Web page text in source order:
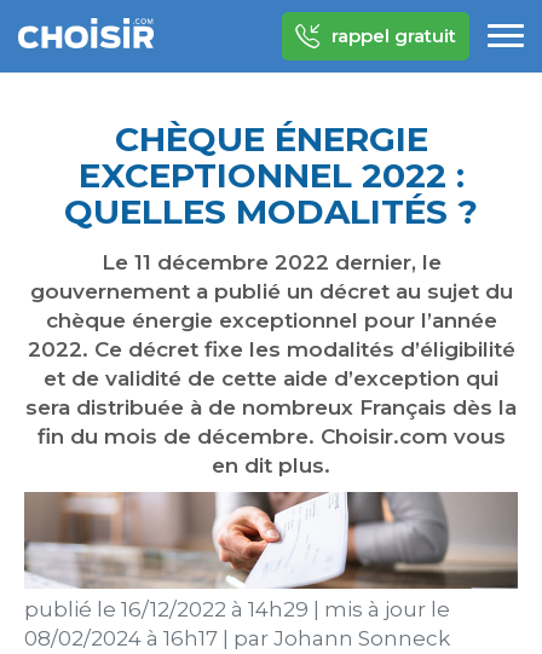
rappel gratuit
CHÈQUE ÉNERGIE
EXCEPTIONNEL 2022 :
QUELLES MODALITÉS ?
Le 11 décembre 2022 dernier, le
gouvernement a publié un décret au sujet du
chèque énergie exceptionnel pour l’année
2022. Ce décret fixe les modalités d’éligibilité
et de validité de cette aide d’exception qui
sera distribuée à de nombreux Français dès la
fin du mois de décembre. Choisir.com vous
en dit plus.
publié le 16/12/2022 à 14h29
mis à jour le
08/02/2024 à 16h17
par Johann Sonneck